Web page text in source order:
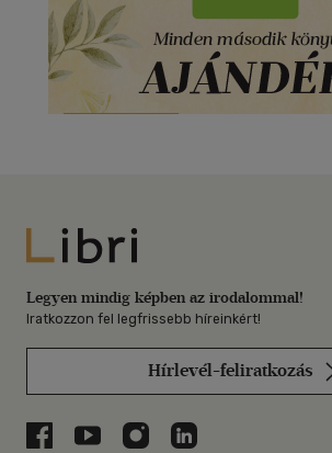
Libri
Legyen mindig képben az irodalommal!
Iratkozzon fel legfrissebb híreinkért!
Hírlevél-feliratkozás
Libri a Facebookon
Libri a Youtube-on
Libri az Instagramon
Libri a LinkedInen